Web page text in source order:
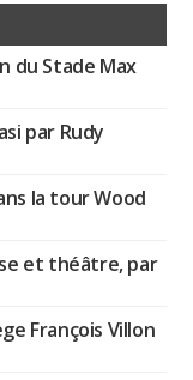
du Stade Max
par Rudy
la tour Wood
et théâtre, par
François Villon